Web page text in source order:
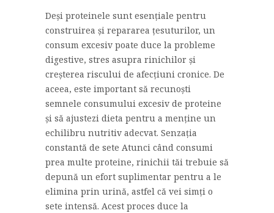
Deși proteinele sunt esențiale pentru
construirea și repararea țesuturilor, un
consum excesiv poate duce la probleme
digestive, stres asupra rinichilor și
creșterea riscului de afecțiuni cronice. De
aceea, este important să recunoști
semnele consumului excesiv de proteine
și să ajustezi dieta pentru a menține un
echilibru nutritiv adecvat. Senzația
constantă de sete Atunci când consumi
prea multe proteine, rinichii tăi trebuie să
depună un efort suplimentar pentru a le
elimina prin urină, astfel că vei simți o
sete intensă. Acest proces duce la